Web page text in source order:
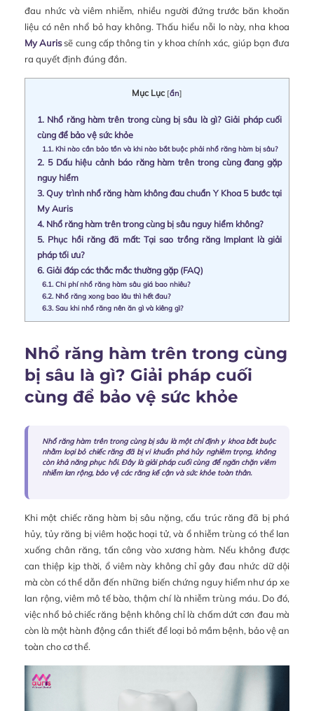
đau nhức và viêm nhiễm, nhiều người đứng trước băn khoăn
liệu có nên nhổ bỏ hay không. Thấu hiểu nỗi lo này, nha khoa
My Aurissẽ cung cấp thông tin y khoa chính xác, giúp bạn đưa
ra quyết định đúng đắn.
Mục Lục [ẩn]
1. Nhổ răng hàm trên trong cùng bị sâu là gì? Giải pháp cuối
cùng để bảo vệ sức khỏe
1.1. Khi nào cần bảo tồn và khi nào bắt buộc phải nhổ răng hàm bị sâu?
2. 5 Dấu hiệu cảnh báo răng hàm trên trong cùng đang gặp
nguy hiểm
3. Quy trình nhổ răng hàm không đau chuẩn Y Khoa 5 bước tại
My Auris
4. Nhổ răng hàm trên trong cùng bị sâu nguy hiểm không?
5. Phục hồi răng đã mất: Tại sao trồng răng Implant là giải
pháp tối ưu?
6. Giải đáp các thắc mắc thường gặp (FAQ)
6.1. Chi phí nhổ răng hàm sâu giá bao nhiêu?
6.2. Nhổ răng xong bao lâu thì hết đau?
6.3. Sau khi nhổ răng nên ăn gì và kiêng gì?
Nhổ răng hàm trên trong cùng
bị sâu là gì? Giải pháp cuối
cùng để bảo vệ sức khỏe
Nhổ răng hàm trên trong cùng bị sâu là một chỉ định y khoa bắt buộc
nhằm loại bỏ chiếc răng đã bị vi khuẩn phá hủy nghiêm trọng, không
còn khả năng phục hồi. Đây là giải pháp cuối cùng để ngăn chặn viêm
nhiễm lan rộng, bảo vệ các răng kế cận và sức khỏe toàn thân.
Khi một chiếc răng hàm bị sâu nặng, cấu trúc răng đã bị phá
hủy, tủy răng bị viêm hoặc hoại tử, và ổ nhiễm trùng có thể lan
xuống chân răng, tấn công vào xương hàm. Nếu không được
can thiệp kịp thời, ổ viêm này không chỉ gây đau nhức dữ dội
mà còn có thể dẫn đến những biến chứng nguy hiểm như áp xe
lan rộng, viêm mô tế bào, thậm chí là nhiễm trùng máu. Do đó,
việc nhổ bỏ chiếc răng bệnh không chỉ là chấm dứt cơn đau mà
còn là một hành động cần thiết để loại bỏ mầm bệnh, bảo vệ an
toàn cho cơ thể.